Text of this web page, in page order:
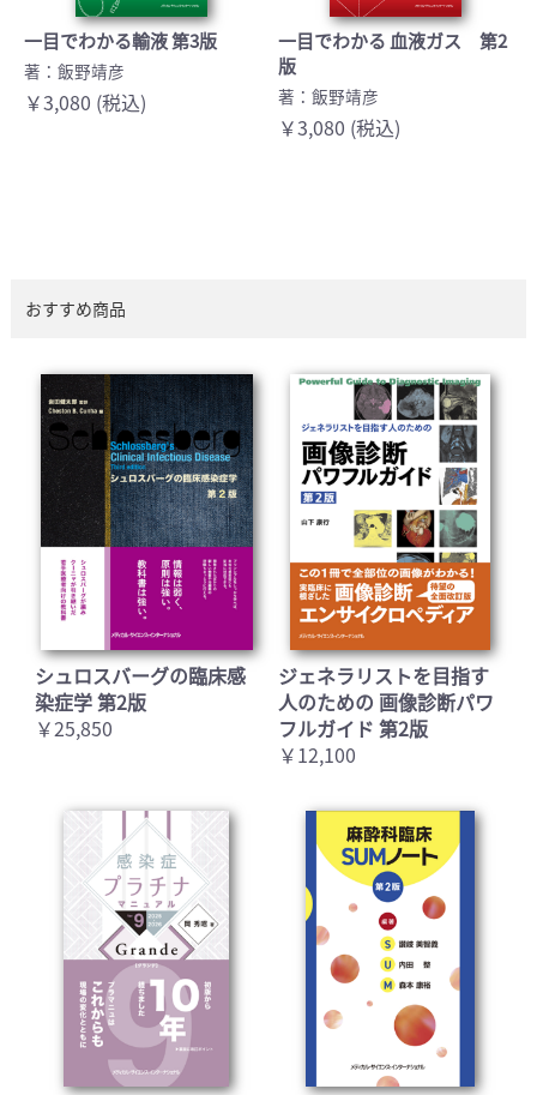
一目でわかる輸液 第3版
著：飯野靖彦
￥3,080 (税込)
一目でわかる 血液ガス 第2
版
著：飯野靖彦
￥3,080 (税込)
おすすめ商品
シュロスバーグの臨床感
染症学 第2版
￥25,850
ジェネラリストを目指す
人のための 画像診断パワ
フルガイド 第2版
￥12,100